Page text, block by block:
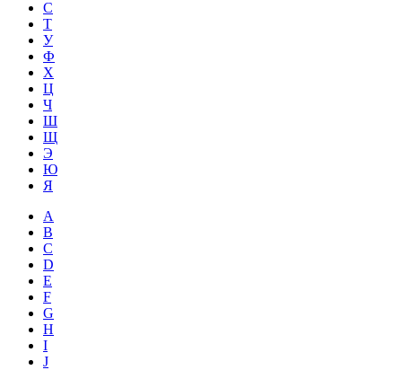
С
Т
У
Ф
Х
Ц
Ч
Ш
Щ
Э
Ю
Я
A
B
C
D
E
F
G
H
I
J